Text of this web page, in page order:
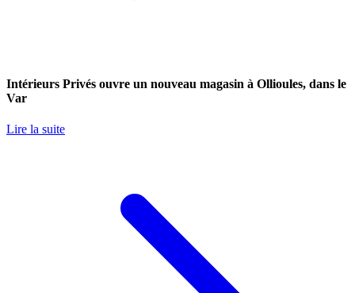
Intérieurs Privés ouvre un nouveau magasin à Ollioules, dans le
Var
Lire la suite